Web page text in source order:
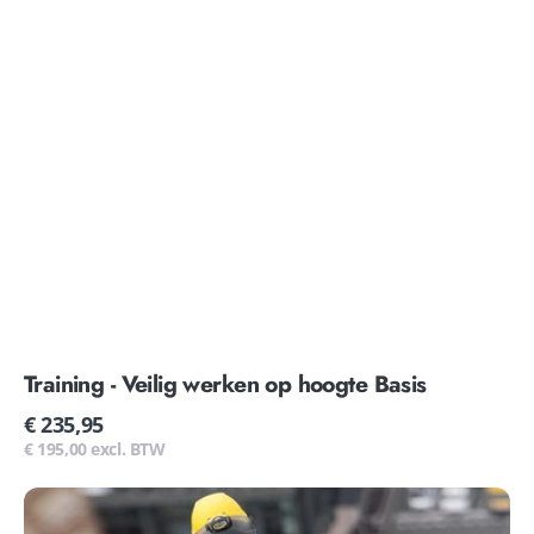
Training - Veilig werken op hoogte Basis
Normale
prijs
€ 235,95
€ 195,00 excl. BTW
Training